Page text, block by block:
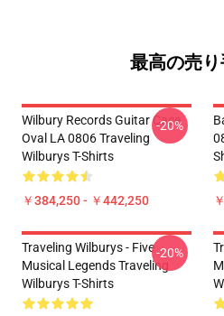
最高の売
Wilbury Records Guitar Case
Oval LA 0806 Traveling
Wilburys T-Shirts
￥384,250 - ￥442,250
-20%
Traveling Wilburys - Five
Musical Legends Traveling
Wilburys T-Shirts
-20%